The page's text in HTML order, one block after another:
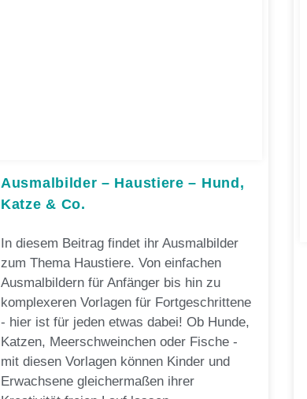
Ausmalbilder – Haustiere – Hund,
Katze & Co.
In diesem Beitrag findet ihr Ausmalbilder
zum Thema Haustiere. Von einfachen
Ausmalbildern für Anfänger bis hin zu
komplexeren Vorlagen für Fortgeschrittene
- hier ist für jeden etwas dabei! Ob Hunde,
Katzen, Meerschweinchen oder Fische -
mit diesen Vorlagen können Kinder und
Erwachsene gleichermaßen ihrer